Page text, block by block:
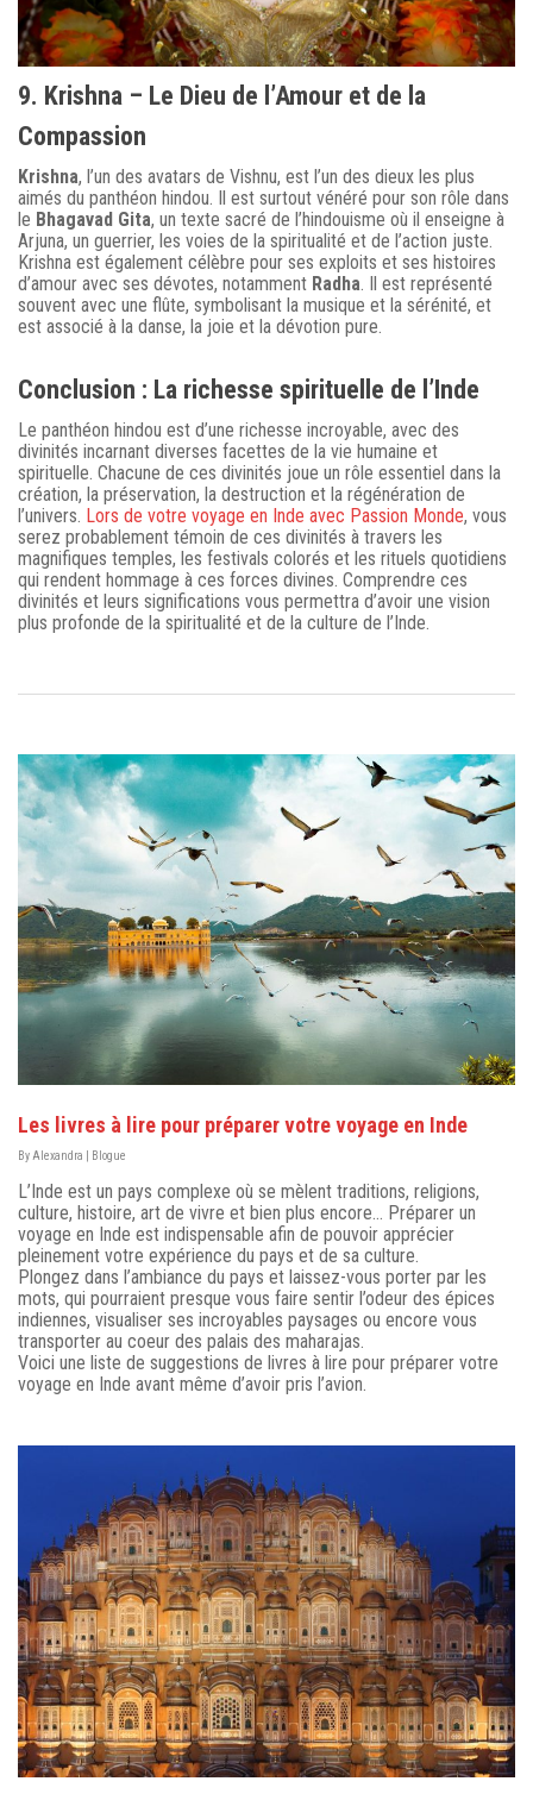
9. Krishna – Le Dieu de l’Amour et de la
Compassion
Krishna, l’un des avatars de Vishnu, est l’un des dieux les plus
aimés du panthéon hindou. Il est surtout vénéré pour son rôle dans
le Bhagavad Gita, un texte sacré de l’hindouisme où il enseigne à
Arjuna, un guerrier, les voies de la spiritualité et de l’action juste.
Krishna est également célèbre pour ses exploits et ses histoires
d’amour avec ses dévotes, notamment Radha . Il est représenté
souvent avec une flûte, symbolisant la musique et la sérénité, et
est associé à la danse, la joie et la dévotion pure.
Conclusion : La richesse spirituelle de l’Inde
Le panthéon hindou est d’une richesse incroyable, avec des
divinités incarnant diverses facettes de la vie humaine et
spirituelle. Chacune de ces divinités joue un rôle essentiel dans la
création, la préservation, la destruction et la régénération de
l’univers. Lors de votre voyage en Inde avec Passion Monde, vous
serez probablement témoin de ces divinités à travers les
magnifiques temples, les festivals colorés et les rituels quotidiens
qui rendent hommage à ces forces divines. Comprendre ces
divinités et leurs significations vous permettra d’avoir une vision
plus profonde de la spiritualité et de la culture de l’Inde.
Les livres à lire pour préparer votre voyage en Inde
ByAlexandra Blogue
L’Inde est un pays complexe où se mèlent traditions, religions,
culture, histoire, art de vivre et bien plus encore… Préparer un
voyage en Inde est indispensable afin de pouvoir apprécier
pleinement votre expérience du pays et de sa culture.
Plongez dans l’ambiance du pays et laissez-vous porter par les
mots, qui pourraient presque vous faire sentir l’odeur des épices
indiennes, visualiser ses incroyables paysages ou encore vous
transporter au coeur des palais des maharajas.
Voici une liste de suggestions de livres à lire pour préparer votre
voyage en Inde avant même d’avoir pris l’avion.